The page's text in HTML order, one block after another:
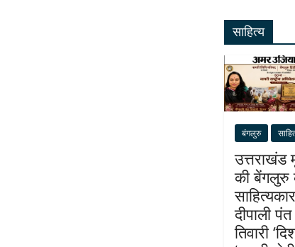
A
p
p
साहित्य
बंगलुरु
उत्तराखंड
की बेंगलुरु
साहित्यकार
दीपाली पंत
तिवारी